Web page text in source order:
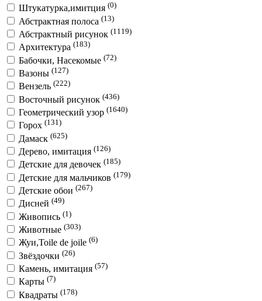
Штукатурка,имитция (0)
Абстрактная полоса (13)
Абстрактный рисунок (1119)
Архитектура (183)
Бабочки, Насекомые (72)
Вазоны (127)
Вензель (222)
Восточный рисунок (436)
Геометрический узор (1640)
Горох (131)
Дамаск (625)
Дерево, имитация (126)
Детские для девочек (185)
Детские для мальчиков (179)
Детские обои (267)
Дисней (49)
Живопись (1)
Животные (303)
Жуи,Toile de joile (6)
Звёздочки (26)
Камень, имитация (57)
Карты (7)
Квадраты (178)